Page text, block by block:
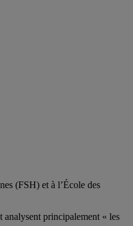
(FSH) et à l’École des
analysent principalement « les